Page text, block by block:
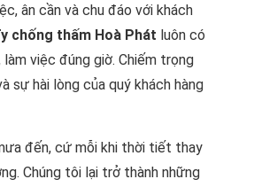
ân cần và chu đáo với khách
chống thấm Hoà Phát luôn có
làm việc đúng giờ. Chiếm trọng
sự hài lòng của quý khách hàng
đến, cứ mỗi khi thời tiết thay
Chúng tôi lại trở thành những